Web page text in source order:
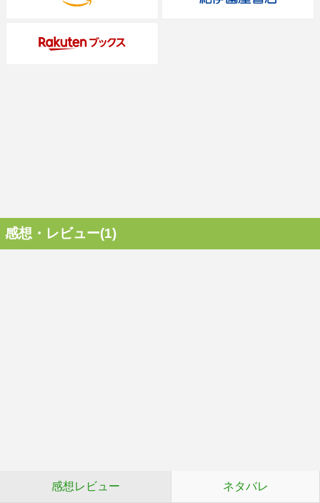
感想・レビュー(1)
感想レビュー ネタバレ